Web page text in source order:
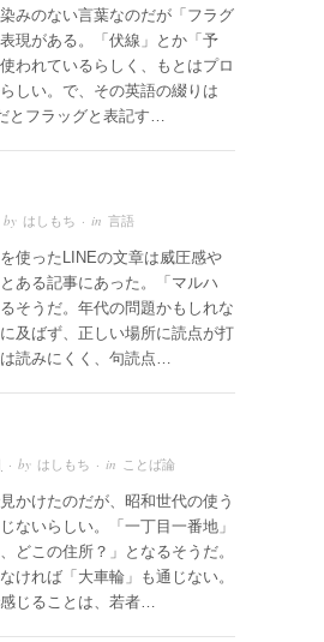
みのない言葉なのだが「フラグ
現がある。「伏線」とか「予
われているらしく、もとはプロ
しい。で、その英語の綴りは
とフラッグと表記す…
by はしもち · in 言語
使ったLINEの文章は威圧感や
ある記事にあった。「マルハ
そうだ。年代の問題かもしれな
及ばず、正しい場所に読点が打
読みにくく、句読点…
· by はしもち · in ことば論
かけたのだが、昭和世代の使う
ないらしい。「一丁目一番地」
どこの住所？」となるそうだ。
ければ「大車輪」も通じない。
じることは、若者…